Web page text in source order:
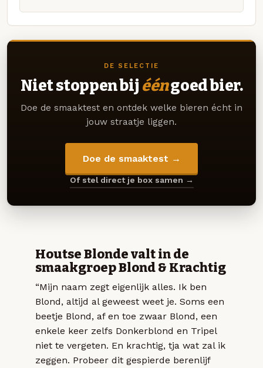
DE SELECTIE
Niet stoppen bij ééngoed bier.
Doe de smaaktest en ontdek welke bieren écht in
jouw straatje liggen.
Doe de smaaktest →
Of stel direct je box samen →
Houtse Blonde valt in de
smaakgroep Blond & Krachtig
“Mijn naam zegt eigenlijk alles. Ik ben
Blond, altijd al geweest weet je. Soms een
beetje Blond, af en toe zwaar Blond, een
enkele keer zelfs Donkerblond en Tripel
niet te vergeten. En krachtig, tja wat zal ik
zeggen. Probeer dit gespierde berenlijf